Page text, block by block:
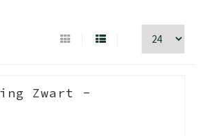
Zwart -